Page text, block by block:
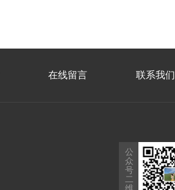
在线留言 联系我们
公
众
号
二